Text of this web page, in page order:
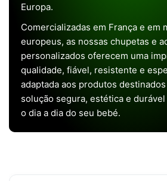
Europa.
Comercializadas em França e em
europeus, as nossas chupetas e
personalizados oferecem uma
qualidade, fiável, resistente e
adaptada aos produtos
solução segura, estética e
o dia a dia do seu bebé.